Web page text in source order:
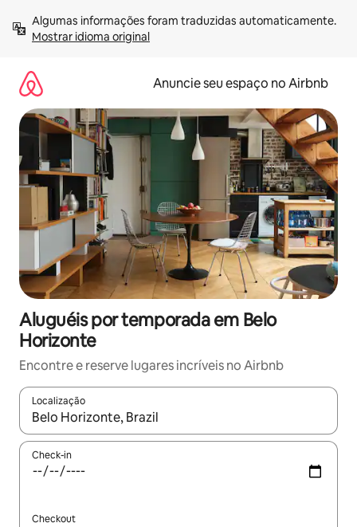
para
Mostrar idioma original
Anuncie seu espaço no Airbnb
Aluguéis por temporada em Belo
Horizonte
Encontre e reserve lugares incríveis no Airbnb
Localização
Quando os resultados estiverem disponíveis, explore-os
Check-in
Checkout